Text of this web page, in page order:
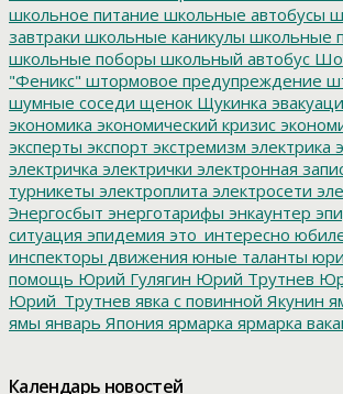
школьное питание школьные автобусы
завтраки школьные каникулы школьные
школьные поборы школьный автобус
"Феникс" штормовое предупреждение
шумные соседи щенок Щукинка
экономика экономический кризис
эксперты экспорт экстремизм электрика
электричка электрички электронная
турникеты электроплита электросети
Энергосбыт энерготарифы энкаунтер
ситуация эпидемия это_интересно
инспекторы движения юные таланты
помощь Юрий Гулягин Юрий Трутнев
Юрий_Трутнев явка с повинной Якунин
ямы январь Япония ярмарка ярмарка
Календарь новостей